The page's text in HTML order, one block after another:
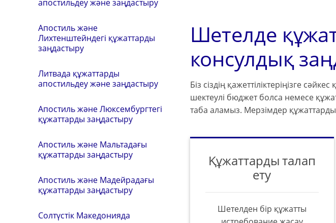
апостильдеу және заңдастыру
Апостиль және
Лихтенштейндегі құжаттарды
заңдастыру
Литвада құжаттарды
апостильдеу және заңдастыру
Апостиль және Люксембургтегі
құжаттарды заңдастыру
Апостиль және Мальтадағы
құжаттарды заңдастыру
Апостиль және Мадейрадағы
құжаттарды заңдастыру
Солтүстік Македонияда
Шетелде
консулдық
Біз сіздің қажеттіліктеріңізге
шектеулі бюджет болса немесе
таба аламыз. Мерзімдер құжаттарды
Құжаттарды талап
ету
Шетелден бір құжатты